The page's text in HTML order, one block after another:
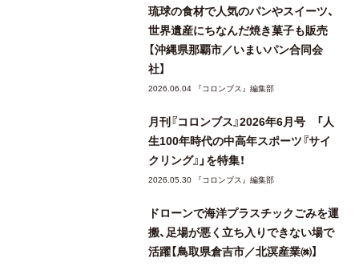
琉球の食材で人気のパンやスイーツ、
世界遺産にちなんだ焼き菓子も販売
【沖縄県那覇市／いまいパン合同会
社】
2026.06.04 『コロンブス』編集部
月刊『コロンブス』2026年6月号 「人
生100年時代の中高年スポーツ『サイ
クリング』」を特集！
2026.05.30 『コロンブス』編集部
ドローンで海洋プラスチックごみを運
搬、足場が悪く立ち入りできない場で
活躍【鳥取県倉吉市／北溟産業㈱】